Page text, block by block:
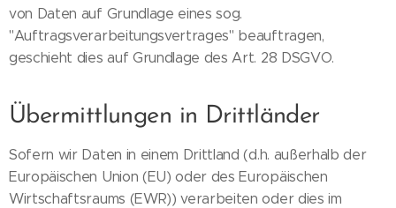
von Daten auf Grundlage eines sog.
"Auftragsverarbeitungsvertrages" beauftragen,
geschieht dies auf Grundlage des Art. 28 DSGVO.
Übermittlungen in Drittländer
Sofern wir Daten in einem Drittland (d.h. außerhalb der
Europäischen Union (EU) oder des Europäischen
Wirtschaftsraums (EWR)) verarbeiten oder dies im